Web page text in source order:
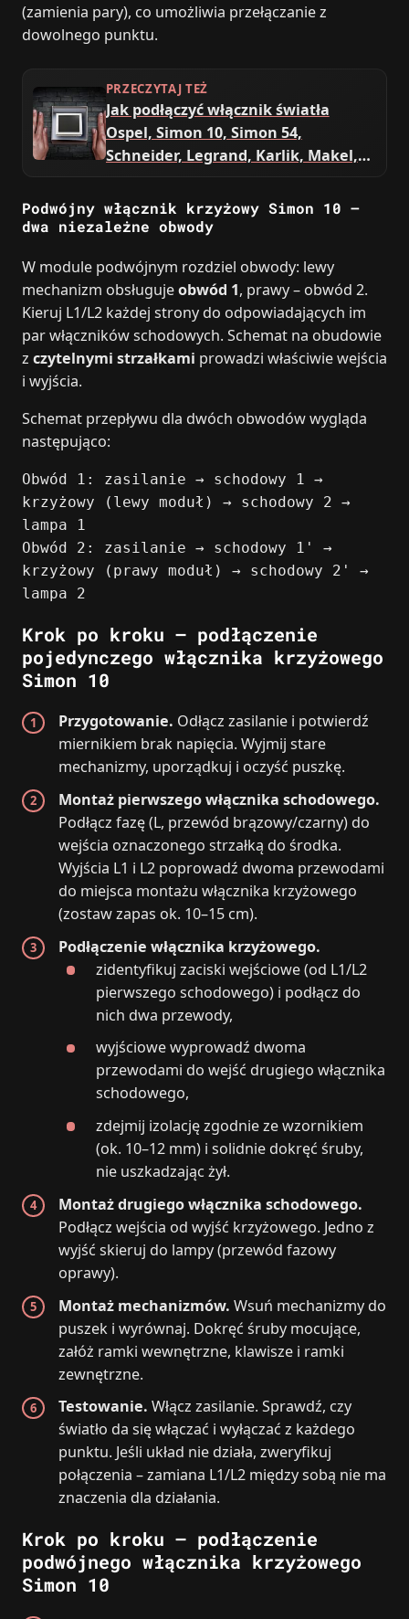
(zamienia pary), co umożliwia przełączanie z
dowolnego punktu.
PRZECZYTAJ TEŻ
Jak podłączyć włącznik światła
Ospel, Simon 10, Simon 54,
Schneider, Legrand, Karlik, Makel,
Podwójny włącznik krzyżowy Simon 10 –
dwa niezależne obwody
W module podwójnym rozdziel obwody: lewy
mechanizm obsługujeobwód 1, prawy – obwód 2.
Kieruj L1/L2 każdej strony do odpowiadających im
par włączników schodowych. Schemat na obudowie
z czytelnymi strzałkami prowadzi właściwie wejścia
i wyjścia.
Schemat przepływu dla dwóch obwodów wygląda
następująco:
Obwód 1: zasilanie → schodowy 1 →
krzyżowy (lewy moduł) → schodowy 2 →
lampa 1
Obwód 2: zasilanie → schodowy 1' →
krzyżowy (prawy moduł) → schodowy 2' →
lampa 2
Krok po kroku – podłączenie
pojedynczego włącznika krzyżowego
Simon 10
Przygotowanie. Odłącz zasilanie i potwierdź
miernikiem brak napięcia. Wyjmij stare
mechanizmy, uporządkuj i oczyść puszkę.
Montaż pierwszego włącznika schodowego.
Podłącz fazę (L, przewód brązowy/czarny) do
wejścia oznaczonego strzałką do środka.
Wyjścia L1 i L2 poprowadź dwoma przewodami
do miejsca montażu włącznika krzyżowego
(zostaw zapas ok. 10–15 cm).
Podłączenie włącznika krzyżowego.
zidentyfikuj zaciski wejściowe (od L1/L2
pierwszego schodowego) i podłącz do
nich dwa przewody,
wyjściowe wyprowadź dwoma
przewodami do wejść drugiego włącznika
schodowego,
zdejmij izolację zgodnie ze wzornikiem
(ok. 10–12 mm) i solidnie dokręć śruby,
nie uszkadzając żył.
Montaż drugiego włącznika schodowego.
Podłącz wejścia od wyjść krzyżowego. Jedno z
wyjść skieruj do lampy (przewód fazowy
oprawy).
Montaż mechanizmów. Wsuń mechanizmy do
puszek i wyrównaj. Dokręć śruby mocujące,
załóż ramki wewnętrzne, klawisze i ramki
zewnętrzne.
Testowanie. Włącz zasilanie. Sprawdź, czy
światło da się włączać i wyłączać z każdego
punktu. Jeśli układ nie działa, zweryfikuj
połączenia – zamiana L1/L2 między sobą nie ma
znaczenia dla działania.
Krok po kroku – podłączenie
podwójnego włącznika krzyżowego
Simon 10